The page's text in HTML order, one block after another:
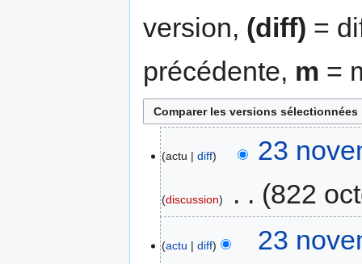
version, (diff) =
précédente, m =
actu diff 23
discussion 822
actu diff 23